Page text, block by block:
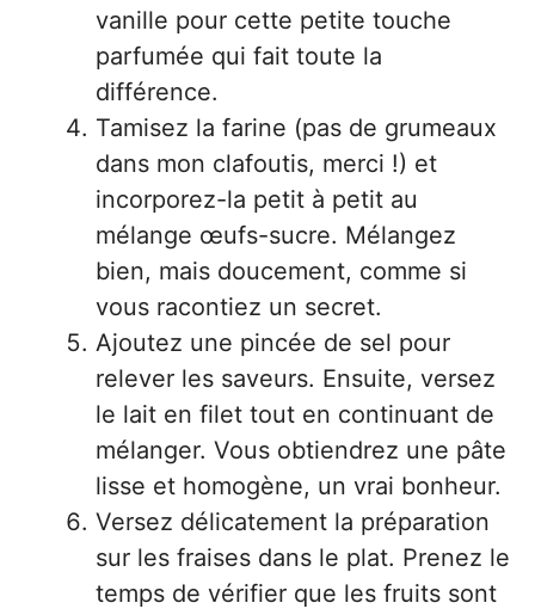
vanille pour cette petite touche
parfumée qui fait toute la
différence.
Tamisez la farine (pas de grumeaux
dans mon clafoutis, merci !) et
incorporez-la petit à petit au
mélange œufs-sucre. Mélangez
bien, mais doucement, comme si
vous racontiez un secret.
Ajoutez une pincée de sel pour
relever les saveurs. Ensuite, versez
le lait en filet tout en continuant de
mélanger. Vous obtiendrez une pâte
lisse et homogène, un vrai bonheur.
Versez délicatement la préparation
sur les fraises dans le plat. Prenez le
temps de vérifier que les fruits sont